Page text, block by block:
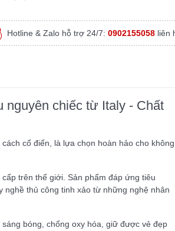
Hotline & Zalo hỗ trợ 24/7: 0902155058 liên
nguyên chiếc từ Italy - Chất
cổ điển, là lựa chọn hoàn hảo cho không
trên thế giới. Sản phẩm đáp ứng tiêu
nghề thủ công tinh xảo từ những nghệ nhân
bóng, chống oxy hóa, giữ được vẻ đẹp